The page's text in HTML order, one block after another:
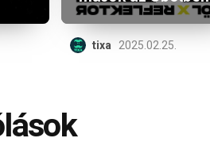
tixa 2025.02.25.